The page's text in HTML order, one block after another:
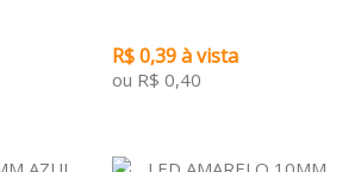
R$ 0,39 à vista
ou R$ 0,40